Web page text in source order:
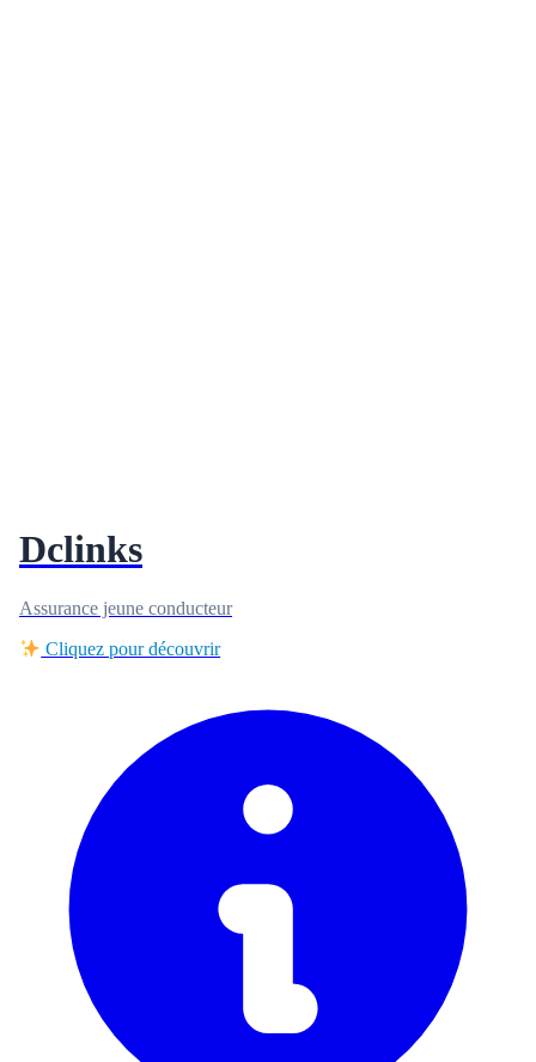
Dclinks
Assurance jeune conducteur
Cliquez pour découvrir